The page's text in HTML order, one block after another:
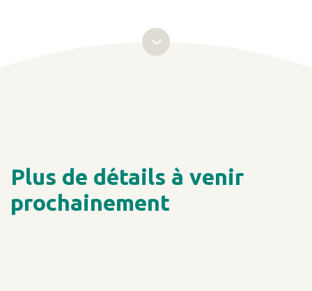
Plus de détails à venir
prochainement